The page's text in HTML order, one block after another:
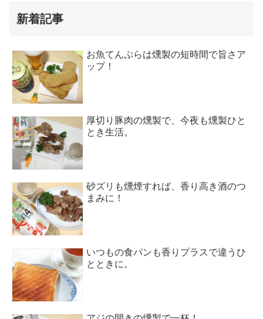
新着記事
お魚てんぷらは燻製の短時間で旨さア
ップ！
厚切り豚肉の燻製で、今夜も燻製ひと
とき生活。
砂ズリも燻煙すれば、香り高き酒のつ
まみに！
いつもの食パンも香りプラスで違うひ
とときに。